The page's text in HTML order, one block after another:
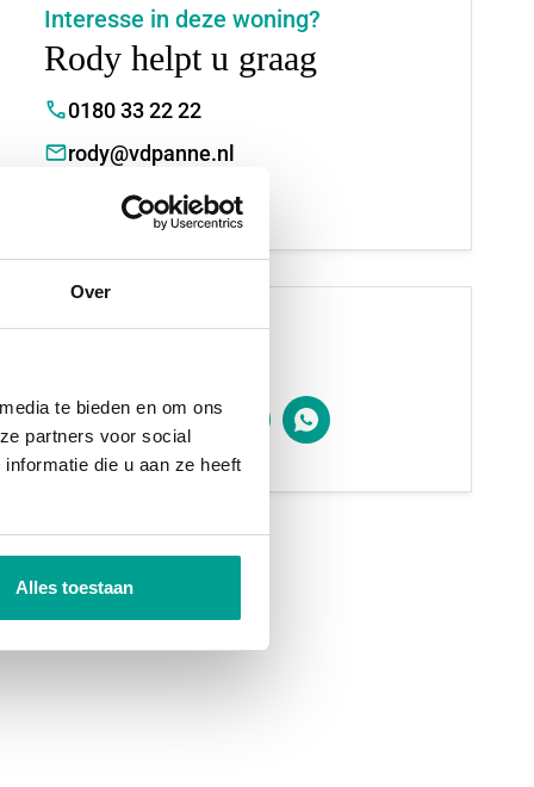
Over
te bieden en om ons
partners voor social
die u aan ze heeft
Alles toestaan
Interesse in deze woning?
Rody helpt u graag
0180 33 22 22
rody@vdpanne.nl
Connectie maken